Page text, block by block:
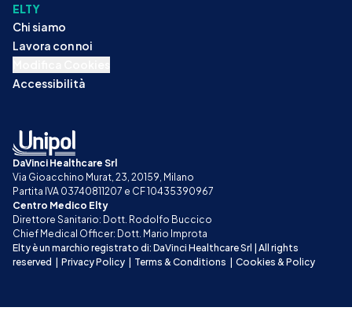
ELTY
Chi siamo
Lavora con noi
Accessibilità
DaVinci Healthcare Srl
Via Gioacchino Murat, 23, 20159, Milano
Partita IVA 03740811207 e CF 10435390967
Centro Medico Elty
Direttore Sanitario: Dott. Rodolfo Buccico
Chief Medical Officer: Dott. Mario Improta
Elty è un marchio registrato di: DaVinci Healthcare Srl | All rights
reserved | Privacy Policy | Terms & Conditions | Cookies & Policy